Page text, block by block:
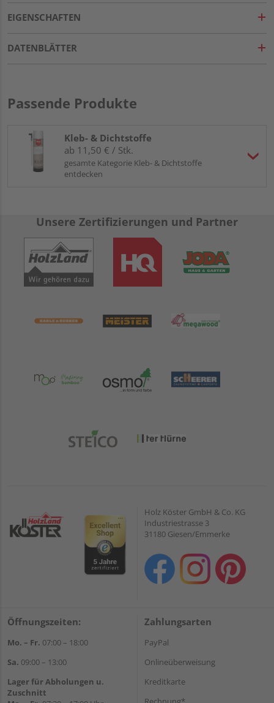
EIGENSCHAFTEN
DATENBLÄTTER
Passende Produkte
Kleb- & Dichtstoffe
ab 11,50 € / Stk.
gesamte Kategorie Kleb- & Dichtstoffe
entdecken
Unsere Zertifizierungen und Partner
Holz Köster GmbH & Co. KG
Industriestrasse 3
31180 Giesen/Emmerke
Öffnungszeiten:
Mo. – Fr. 07:00 – 18:00
Sa. 09:00 – 13:00
Lager für Abholungen u.
Zuschnitt
Zahlungsarten
PayPal
Onlineüberweisung
Kreditkarte